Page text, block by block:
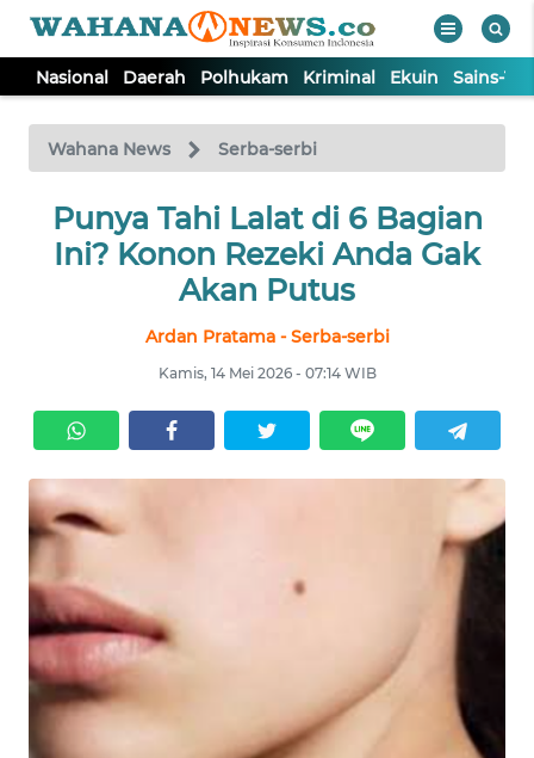
Nasional Daerah Polhukam Kriminal Ekuin Sains-
Wahana News Serba-serbi
Punya Tahi Lalat di 6 Bagian
Ini? Konon Rezeki Anda Gak
Akan Putus
Ardan Pratama - Serba-serbi
Kamis, 14 Mei 2026 - 07:14 WIB
TV
Tutup
NASIONAL
KRIMINAL
EKUIN
SAINS-TEKNO
KESEHATAN
INTERNASIONAL